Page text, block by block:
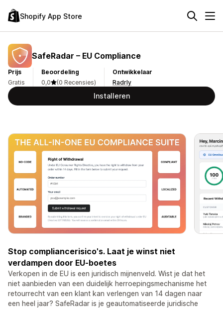
Shopify App Store
SafeRadar – EU Compliance
Prijs
Gratis
Beoordeling
0,0
(0 Recensies)
Ontwikkelaar
Radrly
Installeren
Stop compliancerisico's. Laat je winst niet
verdampen door EU-boetes
Verkopen in de EU is een juridisch mijnenveld. Wist je dat het
niet aanbieden van een duidelijk herroepingsmechanisme het
retourrecht van een klant kan verlengen van 14 dagen naar
een heel jaar? SafeRadar is je geautomatiseerde juridische